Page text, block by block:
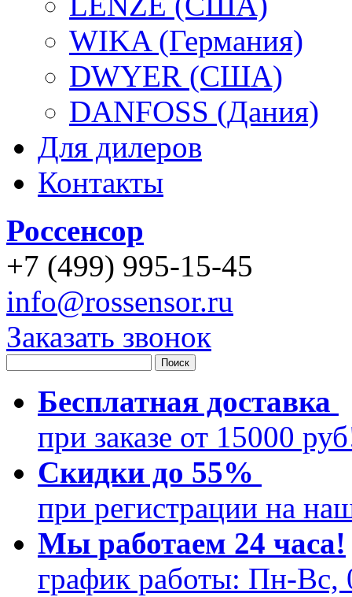
WIKA (Германия)
DWYER (США)
DANFOSS (Дания)
Для дилеров
Контакты
Россенсор
+7 (499) 995-15-45
info@rossensor.ru
Заказать звонок
Бесплатная доставка
при заказе от 15000
Скидки до 55%
при регистрации на
Мы работаем 24 часа!
график работы: Пн-Вс,